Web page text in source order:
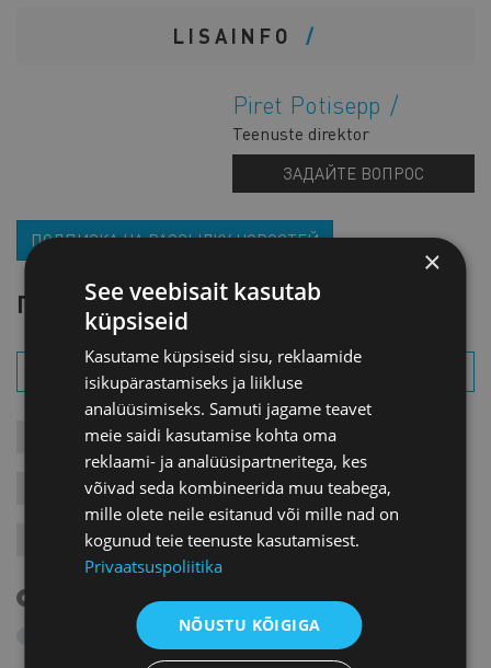
LISAINFO
Piret Potisepp
Teenuste direktor
ЗАДАЙТЕ ВОПРОС
ПОДПИСКА НА РАССЫЛКУ НОВОСТЕЙ
ПОИСК СОБЫТИЯ
КОНТАКТЫ СОБЫТИЯ СОБЫТИЯ ДЛЯ ЧЛЕНОВ
ЯРМАРКИ ВАРИА
ЗАРУБЕЖНЫЕ ВИЗИТЫ
Предстоящие события
Поиск в архиве
×
See veebisait kasutab
küpsiseid
Kasutame küpsiseid sisu, reklaamide
isikupärastamiseks ja liikluse
analüüsimiseks. Samuti jagame teavet
meie saidi kasutamise kohta oma
reklaami- ja analüüsipartneritega, kes
võivad seda kombineerida muu teabega,
mille olete neile esitanud või mille nad on
kogunud teie teenuste kasutamisest.
Privaatsuspoliitika
NÕUSTU KÕIGIGA